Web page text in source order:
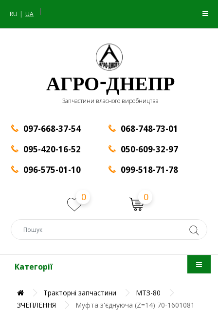
RU UA |
АГРО-ДНЕПР
Запчастини власного виробництва
097-668-37-54
095-420-16-52
096-575-01-10
068-748-73-01
050-609-32-97
099-518-71-78
0 0
Категорії
Тракторні запчастини
МТЗ-80
ЗЧЕПЛЕННЯ
Муфта з'єднуюча (Z=14) 70-1601081